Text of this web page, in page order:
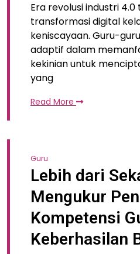
Era revolusi industri
transformasi digital
keniscayaan. Guru-
adaptif dalam
kekinian untuk
yang
Read More
Guru
Lebih dari
Mengukur
Kompetensi
Keberhasilan